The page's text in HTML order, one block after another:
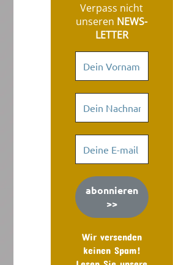
Verpass nicht
unseren NEWS-
LETTER
Wir versenden
keinen Spam!